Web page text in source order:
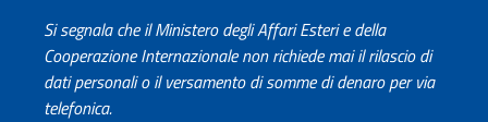
Si segnala che il Ministero degli Affari Esteri e della
Cooperazione Internazionale non richiede mai il rilascio di
dati personali o il versamento di somme di denaro per via
telefonica.